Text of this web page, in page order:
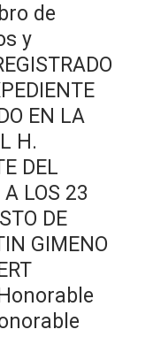
de
y
EN LA
H.
DEL
A LOS 23
DE
GIMENO